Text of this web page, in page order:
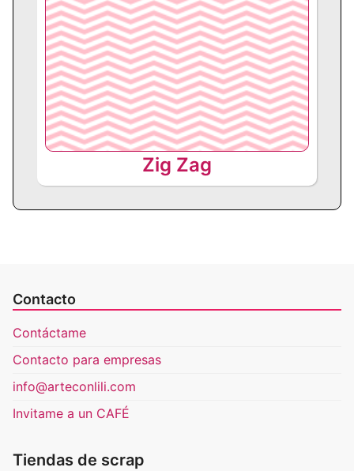
Zig Zag
Contacto
Contáctame
Contacto para empresas
info@arteconlili.com
Invitame a un CAFÉ
Tiendas de scrap